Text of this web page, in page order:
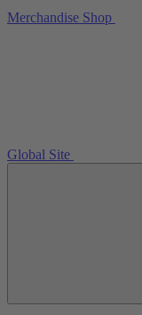
Merchandise Shop
Global Site